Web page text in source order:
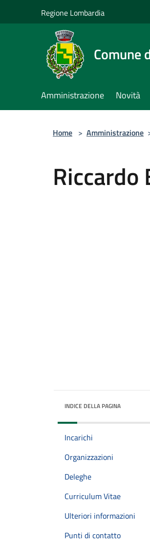
Regione Lombardia
Comune
Amministrazione Novità
Home > Amministrazione
Riccardo
INDICE DELLA PAGINA
Incarichi
Organizzazioni
Deleghe
Curriculum Vitae
Ulteriori informazioni
Punti di contatto